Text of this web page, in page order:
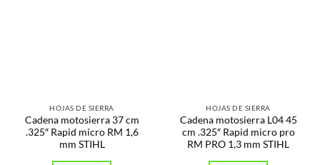
HOJAS DE SIERRA
Cadena motosierra 37 cm
.325″ Rapid micro RM 1,6
mm STIHL
HOJAS DE SIERRA
Cadena motosierra L04 45
cm .325″ Rapid micro pro
RM PRO 1,3 mm STIHL